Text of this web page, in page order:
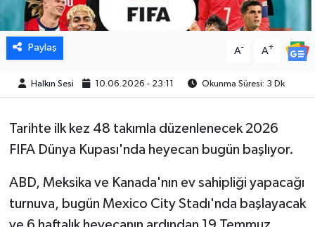
Paylaş A- A+
Halkın Sesi 10.06.2026 - 23:11 Okunma Süresi: 3 Dk
Tarihte ilk kez 48 takımla düzenlenecek 2026
FIFA Dünya Kupası'nda heyecan bugün başlıyor.
ABD, Meksika ve Kanada'nın ev sahipliği yapacağı
turnuva, bugün Mexico City Stadı'nda başlayacak